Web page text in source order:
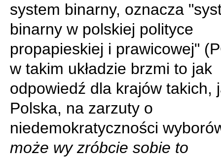
system binarny, oznacza
binarny w polskiej polityce
propapieskiej i prawicowej"
w takim układzie brzmi to jak
odpowiedź dla krajów takich,
Polska, na zarzuty o
niedemokratyczności
może wy zróbcie sobie to